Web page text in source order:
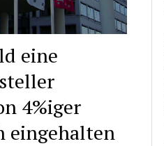
eine
4%iger
eingehalten